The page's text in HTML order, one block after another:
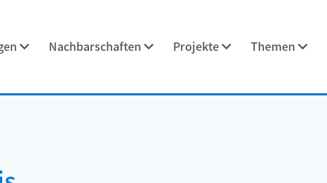
Nachbarschaften Projekte Themen